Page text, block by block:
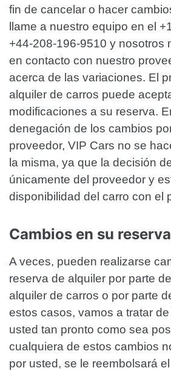
fin de cancelar o hacer
llame a nuestro equipo en el
+44-208-196-9510 y nosotros
en contacto con nuestro
acerca de las variaciones. El
alquiler de carros puede
modificaciones a su reserva.
denegación de los cambios
proveedor, VIP Cars no se
la misma, ya que la decisión
únicamente del proveedor y
disponibilidad del carro con el
Cambios en su reserva
A veces, pueden realizarse
reserva de alquiler por parte
alquiler de carros o por parte
estos casos, vamos a tratar
usted tan pronto como sea
cualquiera de estos cambios
por usted, se le reembolsará el